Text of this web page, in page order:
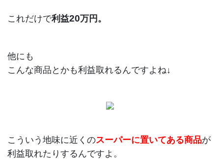
これだけで利益20万円。
他にも
こんな商品とかも利益取れるんですよね↓
こういう地味に近くのスーパーに置いてある商品が
利益取れたりするんですよ。